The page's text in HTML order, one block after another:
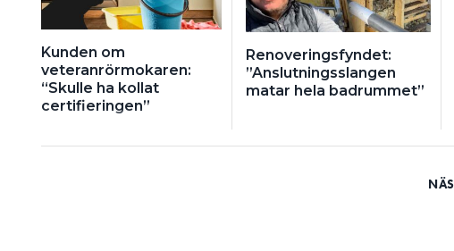
Kunden om
veteranrörmokaren:
“Skulle ha kollat
certifieringen”
Renoveringsfyndet:
”Anslutningsslangen
matar hela badrummet”